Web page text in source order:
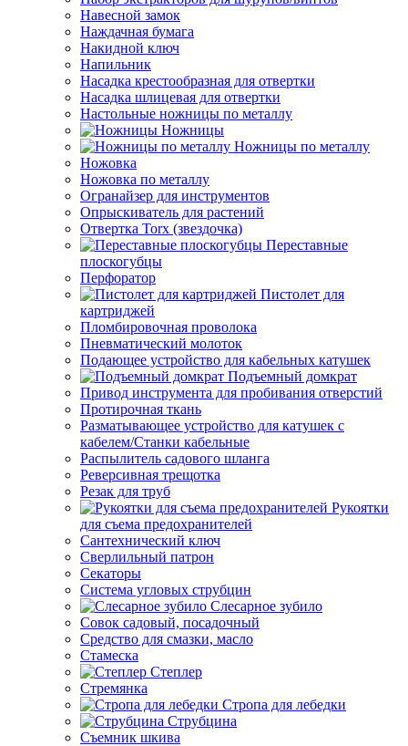
Навесной замок
Наждачная бумага
Накидной ключ
Напильник
Насадка крестообразная для отвертки
Насадка шлицевая для отвертки
Настольные ножницы по металлу
Ножницы
Ножницы по металлу
Ножовка
Ножовка по металлу
Огранайзер для инструментов
Опрыскиватель для растений
Отвертка Torx (звездочка)
Переставные
плоскогубцы
Перфоратор
Пистолет для
картриджей
Пломбировочная проволока
Пневматический молоток
Подающее устройство для кабельных катушек
Подъемный домкрат
Привод инструмента для пробивания отверстий
Протирочная ткань
Разматывающее устройство для катушек с
кабелем/Станки кабельные
Распылитель садового шланга
Реверсивная трещотка
Резак для труб
Рукоятки
для съема предохранителей
Сантехнический ключ
Сверлильный патрон
Секаторы
Система угловых струбцин
Слесарное зубило
Совок садовый, посадочный
Средство для смазки, масло
Стамеска
Степлер
Стремянка
Стропа для лебедки
Струбцина
Съемник шкива